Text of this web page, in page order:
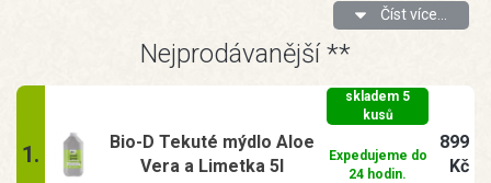
Číst více...
Nejprodávanější **
1.
Bio-D Tekuté mýdlo Aloe
Vera a Limetka 5l
skladem 5
kusů
Expedujeme do
24 hodin.
899
Kč